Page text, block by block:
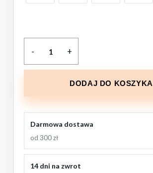
DODAJ DO KOSZYKA
Darmowa dostawa
od 300 zł
14 dni na zwrot